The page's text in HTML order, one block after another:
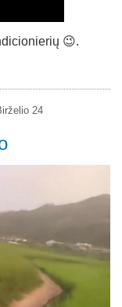
😉.
24